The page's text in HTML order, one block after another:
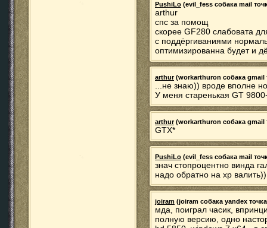
PushiLo (evil_fess собака mail
arthur
спс за помощ
скорее GF280 слабовата
с поддёргиваниями
оптимизированна будет и
arthur(workarthuron собака gmail
...не знаю)) вроде вполне
У меня старенькая GT
arthur(workarthuron собака gmail
GTX*
PushiLo (evil_fess собака mail
знач стопроцентно винда
надо обратно на хр
joiram (joiram собака yandex
мда, поиграл часик,
полную версию, одно